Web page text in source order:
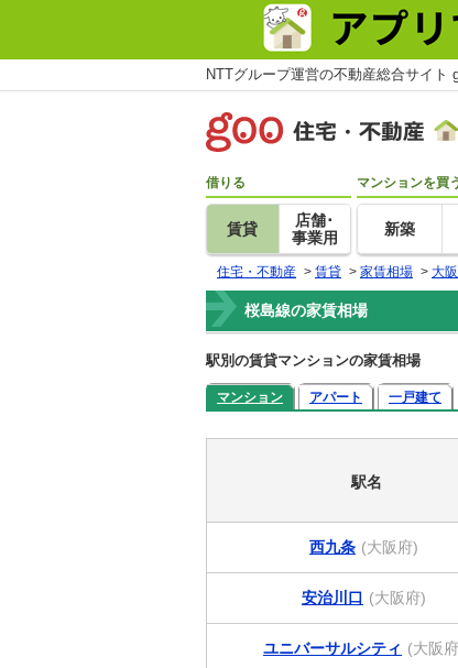
NTTグループ運営の不動産総合サイト
借りる
賃貸
店舗･
事業用
マンションを買
新築
住宅・不動産 > 賃貸 > 家賃相場 > 大
桜島線の家賃相場
駅別の賃貸マンションの家賃相場
マンション アパート 一戸建て
駅名
西九条 (大阪府)
安治川口 (大阪府)
ユニバーサルシティ (大阪